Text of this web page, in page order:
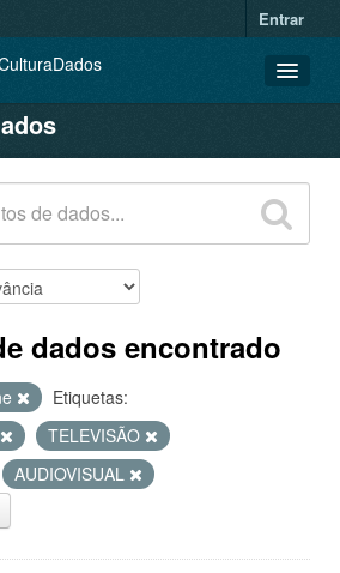
Entrar
dados encontrado
Etiquetas:
TELEVISÃO
AUDIOVISUAL